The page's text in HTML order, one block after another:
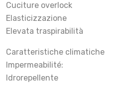
Cuciture overlock
Elasticizzazione
Elevata traspirabilità
Caratteristiche climatiche
Impermeabilité:
Idrorepellente